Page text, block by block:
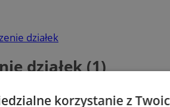
działek
działek (1)
korzystanie z